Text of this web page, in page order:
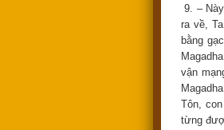
9. –
ra về,
bằng
vận
Tôn,
từng